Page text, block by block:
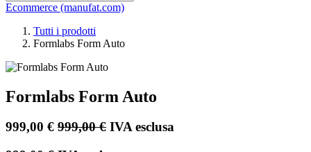
Ecommerce (manufat.com)
Tutti i prodotti
Formlabs Form Auto
Formlabs Form Auto
999,00 € 999,00€ IVA esclusa